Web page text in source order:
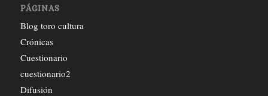
PÁGINAS
Blog toro cultura
Crónicas
Cuestionario
cuestionario2
Difusión